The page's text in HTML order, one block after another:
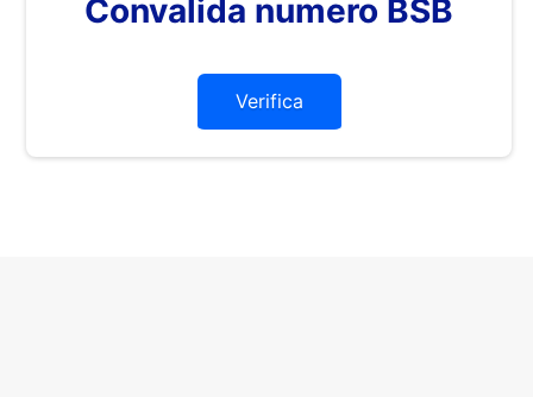
Convalida numero BSB
Verifica